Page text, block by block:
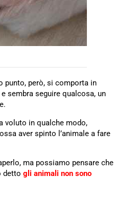
punto, però, si comporta in
sembra seguire qualcosa, un
voluto in qualche modo,
aver spinto l’animale a fare
ma possiamo pensare che
detto gli animali non sono